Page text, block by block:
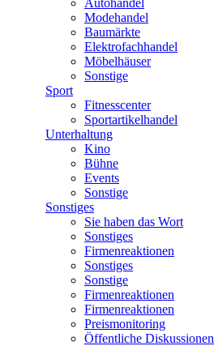
Autohandel
Modehandel
Baumärkte
Elektrofachhandel
Möbelhäuser
Sonstige
Sport
Fitnesscenter
Sportartikelhandel
Unterhaltung
Kino
Bühne
Events
Sonstige
Sonstiges
Sie haben das Wort
Sonstiges
Firmenreaktionen
Sonstiges
Sonstige
Firmenreaktionen
Firmenreaktionen
Preismonitoring
Öffentliche Diskussionen